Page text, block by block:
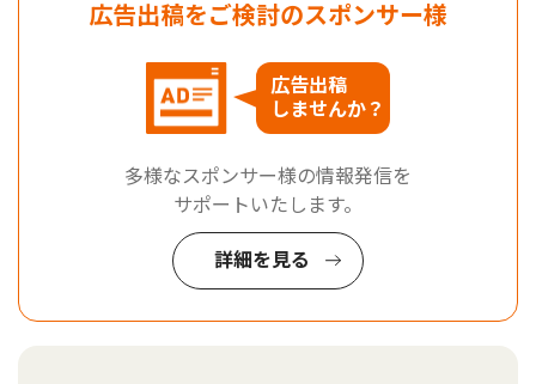
広告出稿をご検討のスポンサー様
広告出稿
しませんか？
多様なスポンサー様の情報発信を
サポートいたします。
詳細を見る